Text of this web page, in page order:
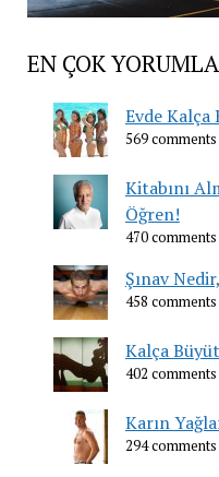
EN ÇOK
Evde Kalça
569 comments
Kitabını
Öğren!
470 comments
Şınav
458 comments
Kalça
402 comments
Karın
294 comments